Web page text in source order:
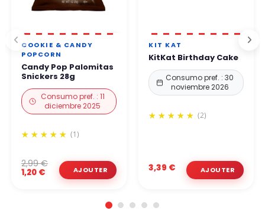
COOKIE & CANDY
POPCORN
Candy Pop Palomitas
Snickers 28g
Consumo pref. : 11
diciembre 2025
(1)
1,20 €
2,99 €
KIT KAT
KitKat Birthday Cake
Consumo pref. : 30
noviembre 2026
(2)
3,39 €